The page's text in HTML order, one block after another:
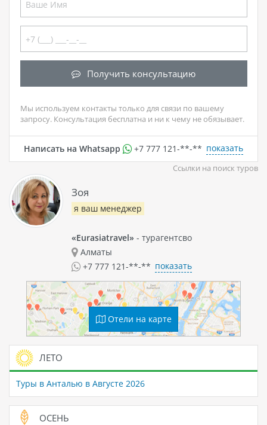
Получить консультацию
Мы используем контакты только для связи по вашему
запросу. Консультация бесплатна и ни к чему не обязывает.
Написать на Whatsapp +7 777 121-**-** показать
Ссылки на поиск туров
Зоя
я ваш менеджер
«Eurasiatravel» - турагентсво
Алматы
+7 777 121-**-** показать
Отели на карте
ЛЕТО
Туры в Анталью в Августе 2026
ОСЕНЬ